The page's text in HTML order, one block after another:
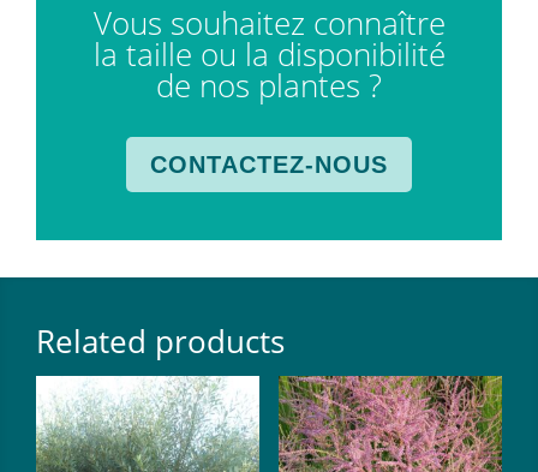
Vous souhaitez connaître
la taille ou la disponibilité
de nos plantes ?
CONTACTEZ-NOUS
Related products